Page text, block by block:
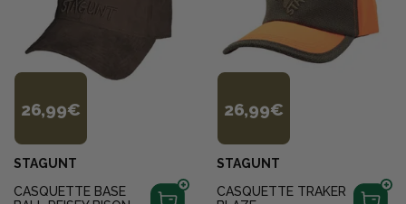
26,99€
STAGUNT
CASQUETTE BASE
26,99€
STAGUNT
CASQUETTE TRAKER